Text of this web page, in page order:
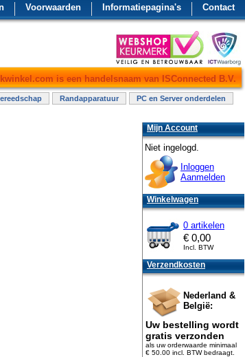
Contact
Informatiepagina's
Voorwaarden
is een handelsnaam van ISConnected B.V.
Randapparatuur
PC en Server onderdelen
Mijn Account
Niet ingelogd.
Inloggen
Aanmelden
Winkelwagen
0 artikelen
€ 0,00
Incl. BTW
Verzendkosten
Nederland &
België:
Uw bestelling wordt
gratis verzonden
als uw orderwaarde minimaal
€ 50.00 incl. BTWbedraagt.